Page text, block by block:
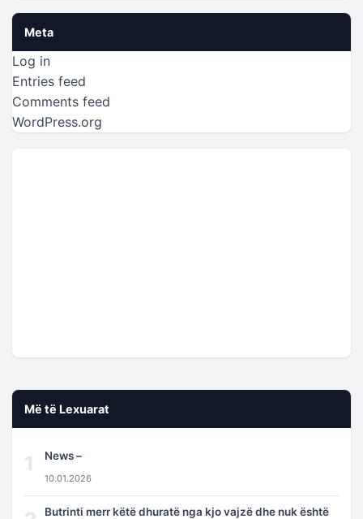
Meta
Log in
Entries feed
Comments feed
WordPress.org
Më të Lexuarat
1 News –
10.01.2026
Butrinti merr këtë dhuratë nga kjo vajzë dhe nuk është